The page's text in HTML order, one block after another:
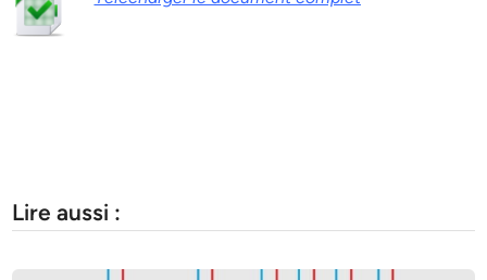
Lire aussi :